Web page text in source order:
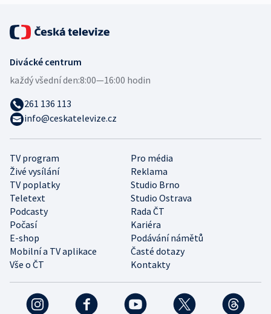
TV program
Pro média
Živé vysílání
Reklama
TV poplatky
Studio Brno
Teletext
Studio Ostrava
Podcasty
Rada ČT
Počasí
Kariéra
E-shop
Podávání námětů
Mobilní a TV aplikace
Časté dotazy
Vše o ČT
Kontakty
Divácké centrum
každý všední den:8:00—16:00 hodin
261 136 113
info@ceskatelevize.cz